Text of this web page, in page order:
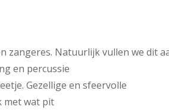
zangeres. Natuurlijk vullen we dit
en percussie
Gezellige en sfeervolle
met wat pit